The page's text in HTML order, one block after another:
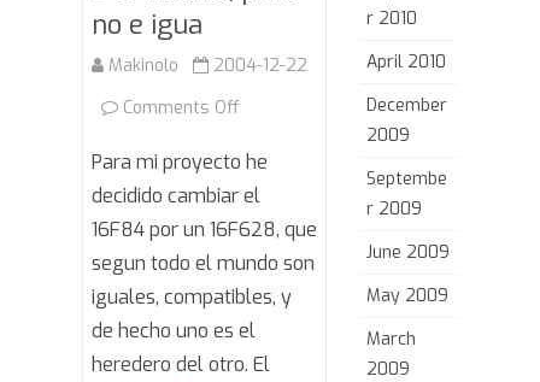
no e igua
Makinolo
2004-12-22
Comments Offon
E
lo
mismo,
pero
no
e
Para mi proyecto he
decidido cambiar el
16F84 por un 16F628, que
segun todo el mundo son
iguales, compatibles, y
de hecho uno es el
heredero del otro. El
r 2010
April 2010
December
2009
Septembe
r 2009
June 2009
May 2009
March
2009